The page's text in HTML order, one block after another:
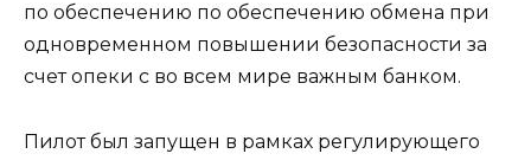
по обеспечению по обеспечению обмена при
одновременном повышении безопасности за
счет опеки с во всем мире важным банком.
Пилот был запущен в рамках регулирующего